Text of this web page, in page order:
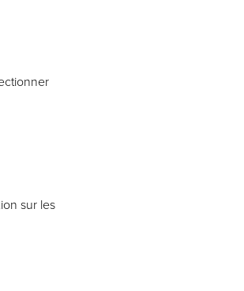
sur les